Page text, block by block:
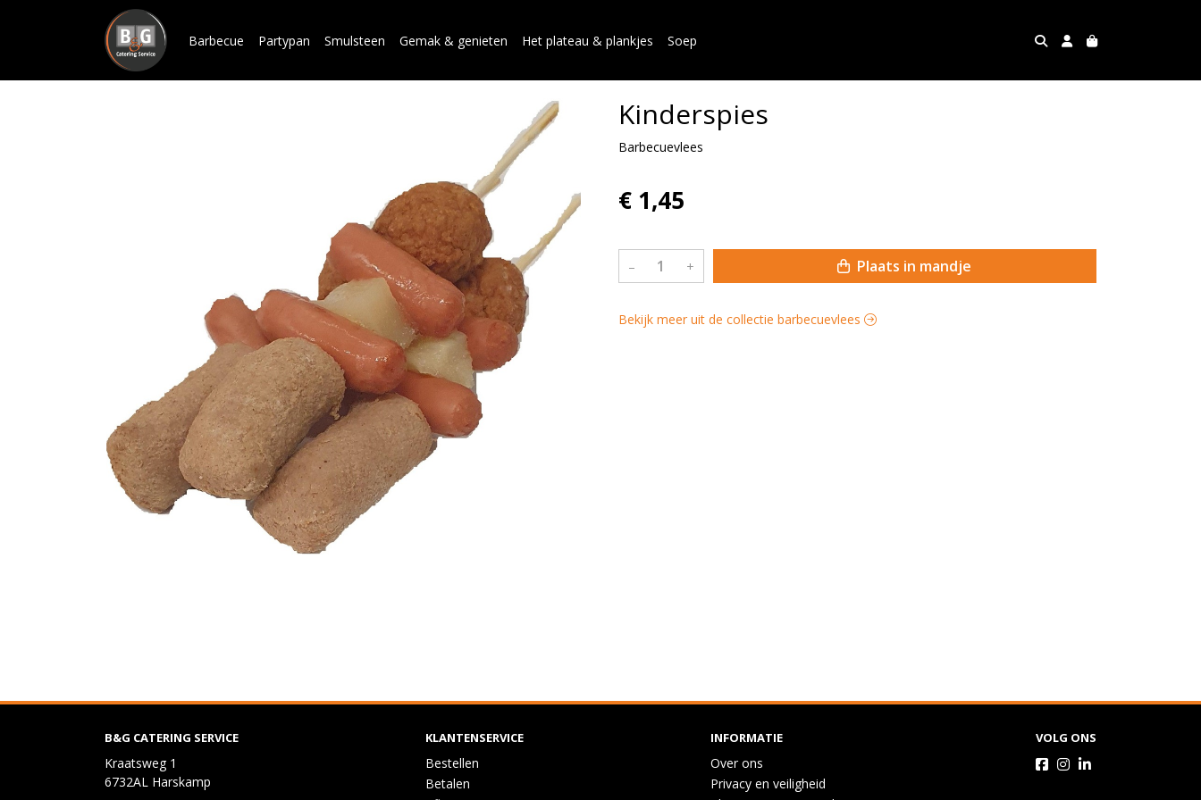
Barbecue Partypan Smulsteen Gemak & genieten Het plateau & plankjes Soep
Kinderspies
Barbecuevlees
€ 1,45
– + Plaats in mandje
Bekijk meer uit de collectie barbecuevlees
B&G CATERING SERVICE
Kraatsweg 1
6732AL Harskamp
KLANTENSERVICE
Bestellen
Betalen
INFORMATIE
Over ons
Privacy en veiligheid
VOLG ONS